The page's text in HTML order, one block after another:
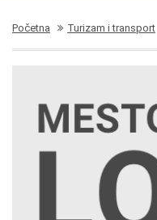
Početna Turizam i transport